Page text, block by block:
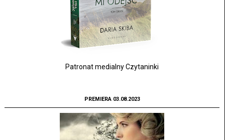
Patronat medialny Czytaninki
PREMIERA 03.08.2023